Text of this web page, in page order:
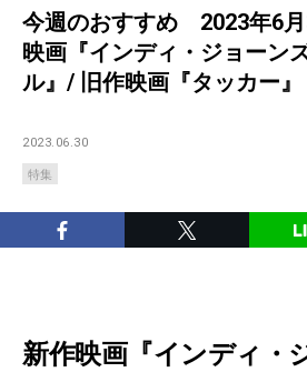
今週のおすすめ 2023年6
映画『インディ・ジョーン
ル』/ 旧作映画『タッカー』
2023.06.30
特集
新作映画『インディ・